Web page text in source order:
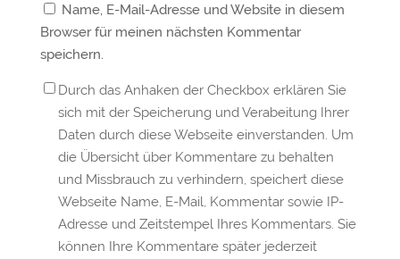
Name, E-Mail-Adresse und Website in diesem
Browser für meinen nächsten Kommentar
speichern.
Durch das Anhaken der Checkbox erklären Sie
sich mit der Speicherung und Verabeitung Ihrer
Daten durch diese Webseite einverstanden. Um
die Übersicht über Kommentare zu behalten
und Missbrauch zu verhindern, speichert diese
Webseite Name, E-Mail, Kommentar sowie IP-
Adresse und Zeitstempel Ihres Kommentars. Sie
können Ihre Kommentare später jederzeit